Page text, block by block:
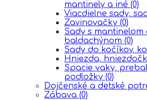
mantinely a iné (0)
Viacdielne sady,
Zavinovačky (0)
Sady s mantinelom
baldachýnom (0)
Sady do kočíkov,
Hniezda,
Spacie vaky,
podložky (0)
Dojčenské a detské
Zábava (0)